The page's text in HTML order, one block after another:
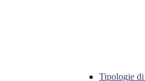
Tipologie di